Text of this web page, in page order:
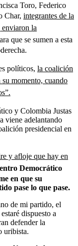
Toro, Federico
Char, integrantes de la
la
que se sumen a esta
políticos, la coalición
momento, cuando
y Colombia Justas
viene adelantando
presidencial en
y afloje que hay en
Democrático
en que su
pase lo que pase.
de mi partido, el
dispuesto a
defender la
uribista.